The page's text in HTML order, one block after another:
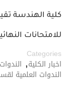
كلية الهندسة
للامتحانات
Categories
اخبار الكلية,
الندوات العلمية